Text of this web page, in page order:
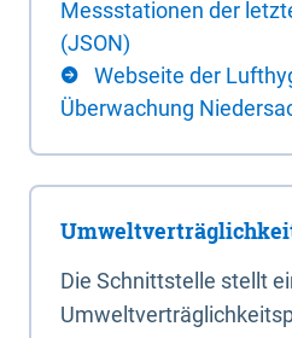
Messstationen der
(JSON)
Webseite der
Überwachung
Die Schnittstelle stellt